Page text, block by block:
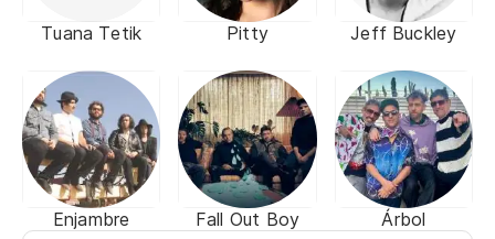
Tuana Tetik Pitty Jeff Buckley
Enjambre Fall Out Boy
Árbol